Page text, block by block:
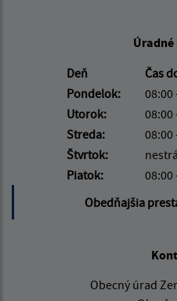
Deň
Čas
Pondelok:
08:00
Utorok:
08:00
Streda:
08:00
Štvrtok:
Piatok:
08:00
Obedňajšia
Obecný úrad